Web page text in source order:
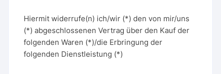
Hiermit widerrufe(n) ich/wir (*) den von mir/uns
(*) abgeschlossenen Vertrag über den Kauf der
folgenden Waren (*)/die Erbringung der
folgenden Dienstleistung (*)